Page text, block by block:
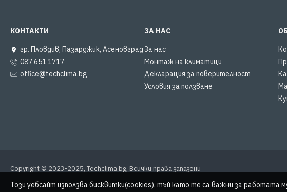
КОНТАКТИ
гр. Пловдив, Пазарджик, Асеновград
087 651 1717
office@techclima.bg
ЗА НАС
За нас
Монтаж на климатици
Декларация за поверителност
Условия за ползване
Copyright © 2023-2025, Techclima.bg, Всички права запазени
Този уебсайт използва бисквитки(cookies), тъй като те са важни за работата